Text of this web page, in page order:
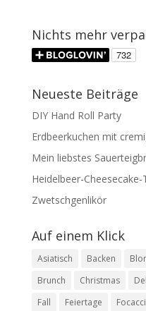
Nichts mehr
Neueste Beiträge
DIY Hand Roll Party
Erdbeerkuchen mit
Mein liebstes
Heidelbeer-
Zwetschgenlikör
Auf einem Klick
Asiatisch Backen
Brunch
Christmas
Fall
Feiertage